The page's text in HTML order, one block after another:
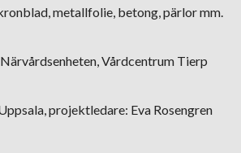
metallfolie, betong, pärlor mm.
Vårdcentrum Tierp
projektledare: Eva Rosengren